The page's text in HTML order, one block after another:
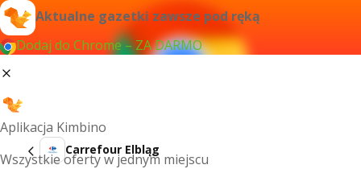
Aktualne gazetki zawsze pod ręką
Dodaj do Chrome – ZA DARMO
Aplikacja Kimbino
Wszystkie oferty w jednym miejscu
Carrefour Elbląg